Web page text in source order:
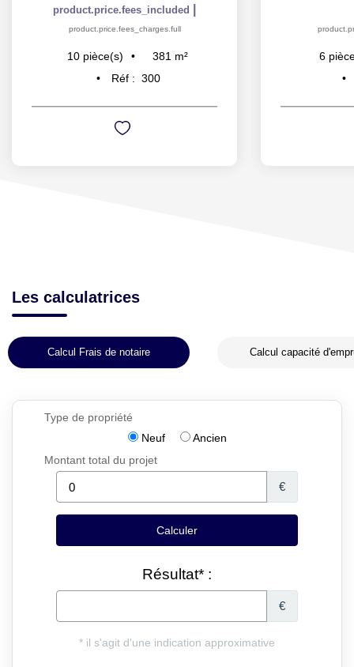
product.price.fees_included
product.price.fees_charges.full
10 pièce(s) 381 m²
Réf : 300
6
Les calculatrices
Calcul Frais de notaire Calcul capacité